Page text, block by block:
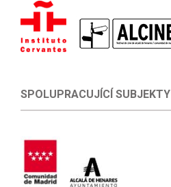
SPOLUPRACUJÍCÍ SUBJEKTY